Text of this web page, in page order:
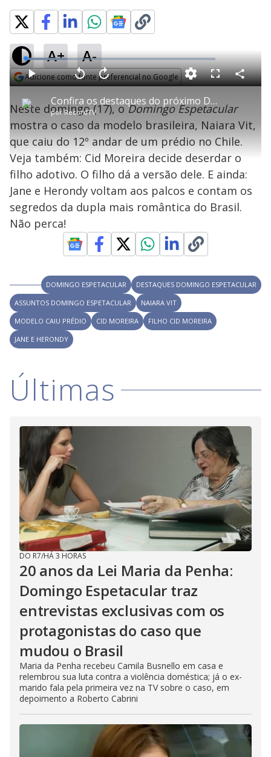
A+ A-
Adicione como fonte preferencial no Google
Opens in new window P
l
a
y
V
i
d
o
Confira os destaques do próximo Domingo Espetacular (18)
por RecordTV
P V
t
a
r
0
e
g
n
d
s
A
a
n
ç
s
e
n
d
o
s
M
u
L
o
a
d
e
2
2
.
0
1
F
l
s
c
r
n
C
o
i
l
a
Neste domingo (17), oDomingo Espetacular
mostra o caso da modelo brasileira, Naiara Vit,
que caiu do 12º andar de um prédio no Chile.
Veja também: Cid Moreira decide deserdar o
filho adotivo. O filho dá a versão dele. E ainda:
Jane e Herondy voltam aos palcos e contam os
segredos da dupla mais romântica do Brasil.
Não perca!
DOMINGO ESPETACULAR
DESTAQUES DOMINGO ESPETACULAR
ASSUNTOS DOMINGO ESPETACULAR
NAIARA VIT
MODELO CAIU PRÉDIO
CID MOREIRA
FILHO CID MOREIRA
JANE E HERONDY
Últimas
DO R7/HÁ 3 HORAS
20 anos da Lei Maria da Penha:
Domingo Espetacular traz
entrevistas exclusivas com os
protagonistas do caso que
mudou o Brasil
Maria da Penha recebeu Camila Busnello em casa e
relembrou sua luta contra a violência doméstica; já o ex-
marido fala pela primeira vez na TV sobre o caso, em
depoimento a Roberto Cabrini